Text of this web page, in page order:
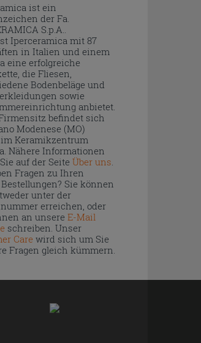
ist ein
der Fa.
S.p.A..
Iperceramica mit 87
in Italien und einem
eine erfolgreiche
die Fliesen,
Bodenbeläge und
sowie
anbietet.
befindet sich
Modenese (MO)
Keramikzentrum
Nähere Informationen
auf der Seite Über uns
Fragen zu Ihren
Sie können
unter der
erreichen, oder
an unsere E-Mail
schreiben. Unser
Carewird sich um Sie
Fragen gleich kümmern.